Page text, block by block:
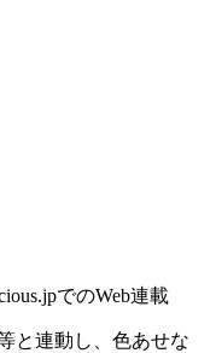
でのWeb連載
と連動し、色あせな